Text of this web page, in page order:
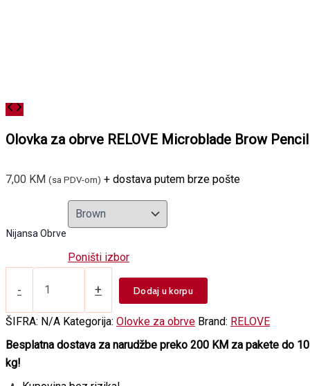
Olovka za obrve RELOVE Microblade Brow Pencil
7,00 KM (sa PDV-om) + dostava putem brze pošte
Nijansa Obrve
Poništi izbor
-
RELOVE
Microblade
Brow
Pencil
količina
+ Dodaj u korpu
ŠIFRA: N/A Kategorija: Olovke za obrve Brand: RELOVE
Besplatna dostava za narudžbe preko 200 KM za pakete do 10
kg!